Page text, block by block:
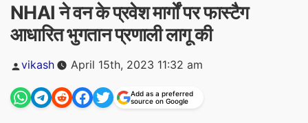
NHAI ने वन के प्रवेश मार्गों पर फास्टैग
आधारित भुगतान प्रणाली लागू की
Posted
vikash April 15th, 2023 11:32 am
Add as a preferred
source on Google